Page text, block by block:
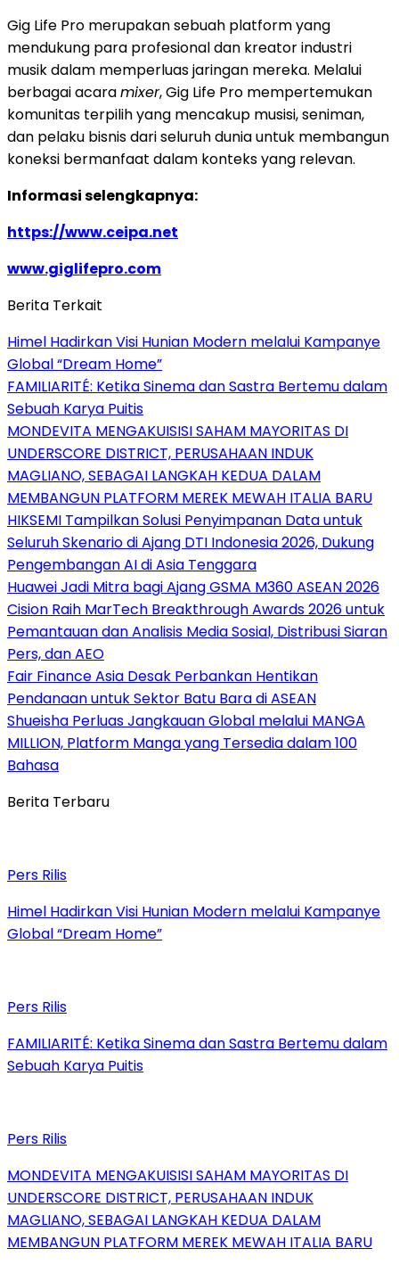
Gig Life Pro merupakan sebuah platform yang
mendukung para profesional dan kreator industri
musik dalam memperluas jaringan mereka. Melalui
berbagai acaramixer, Gig Life Pro mempertemukan
komunitas terpilih yang mencakup musisi, seniman,
dan pelaku bisnis dari seluruh dunia untuk membangun
koneksi bermanfaat dalam konteks yang relevan.
Informasi selengkapnya:
https://www.ceipa.net
www.giglifepro.com
Berita Terkait
Himel Hadirkan Visi Hunian Modern melalui Kampanye
Global “Dream Home”
FAMILIARITÉ: Ketika Sinema dan Sastra Bertemu dalam
Sebuah Karya Puitis
MONDEVITA MENGAKUISISI SAHAM MAYORITAS DI
UNDERSCORE DISTRICT, PERUSAHAAN INDUK
MAGLIANO, SEBAGAI LANGKAH KEDUA DALAM
MEMBANGUN PLATFORM MEREK MEWAH ITALIA BARU
HIKSEMI Tampilkan Solusi Penyimpanan Data untuk
Seluruh Skenario di Ajang DTI Indonesia 2026, Dukung
Pengembangan AI di Asia Tenggara
Huawei Jadi Mitra bagi Ajang GSMA M360 ASEAN 2026
Cision Raih MarTech Breakthrough Awards 2026 untuk
Pemantauan dan Analisis Media Sosial, Distribusi Siaran
Pers, dan AEO
Fair Finance Asia Desak Perbankan Hentikan
Pendanaan untuk Sektor Batu Bara di ASEAN
Shueisha Perluas Jangkauan Global melalui MANGA
MILLION, Platform Manga yang Tersedia dalam 100
Bahasa
Berita Terbaru
Pers Rilis
Himel Hadirkan Visi Hunian Modern melalui Kampanye
Global “Dream Home”
Pers Rilis
FAMILIARITÉ: Ketika Sinema dan Sastra Bertemu dalam
Sebuah Karya Puitis
Pers Rilis
MONDEVITA MENGAKUISISI SAHAM MAYORITAS DI
UNDERSCORE DISTRICT, PERUSAHAAN INDUK
MAGLIANO, SEBAGAI LANGKAH KEDUA DALAM
MEMBANGUN PLATFORM MEREK MEWAH ITALIA BARU